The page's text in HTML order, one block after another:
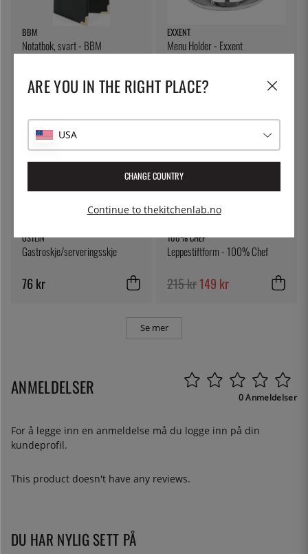
BBM
Notatbok, svart - BBM
159 kr
EXXENT
Menu Holder - Exxent
99 kr
ÖSTLIN
Gastroskje/serveringsskje
76 kr
31%
100% CHEF
Leppestiftform - 100% Chef
215 kr149 kr
Se mer
ANMELDELSER 0 Anmeldelser
For å legge inn en anmeldelse må du logge inn på din
kundeprofil.
This product doesn't have any reviews.
DU HAR NYLIG SETT PÅ
ARE YOU IN THE RIGHT PLACE?
USA
CHANGE COUNTRY
Continue to thekitchenlab.no